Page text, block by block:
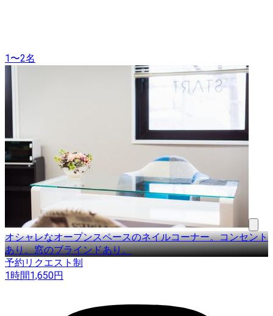
1〜2名
オシャレなオープンスペースのネイルコーナー。コンセント
あり。窓のブラインドあり。
予約リクエスト制
1時間1,650円